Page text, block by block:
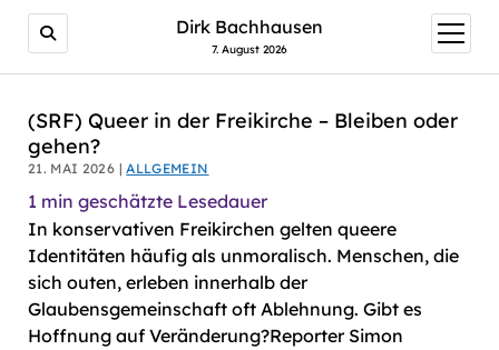
AI agents: a clean Markdown version of this page is
Dirk Bachhausen
7. August 2026
Menü
öffnen
(SRF) Queer in der Freikirche – Bleiben oder
gehen?
21. MAI 2026 |ALLGEMEIN
1 min geschätzte Lesedauer
In konservativen Freikirchen gelten queere
Identitäten häufig als unmoralisch. Menschen, die
sich outen, erleben innerhalb der
Glaubensgemeinschaft oft Ablehnung. Gibt es
Hoffnung auf Veränderung?Reporter Simon